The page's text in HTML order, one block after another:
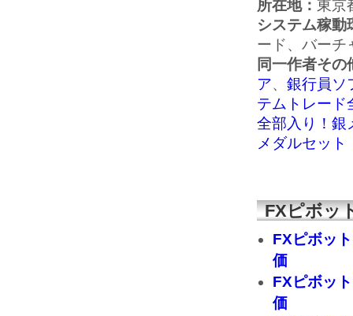
所在地： 東京
システム稼動
ード、バーチ
同一作者そ
ア、 銀行員ソ
テムトレード
全部入り！銀
メダルセット
FXピボッ
FXピボッ
価
FXピボッ
価